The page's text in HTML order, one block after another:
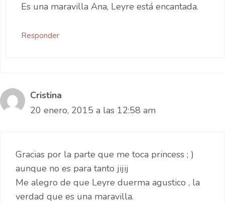
Es una maravilla Ana, Leyre está encantada.
Responder
Cristina
20 enero, 2015 a las 12:58 am
Gracias por la parte que me toca princess ; )
aunque no es para tanto jijij
Me alegro de que Leyre duerma agustico , la
verdad que es una maravilla.